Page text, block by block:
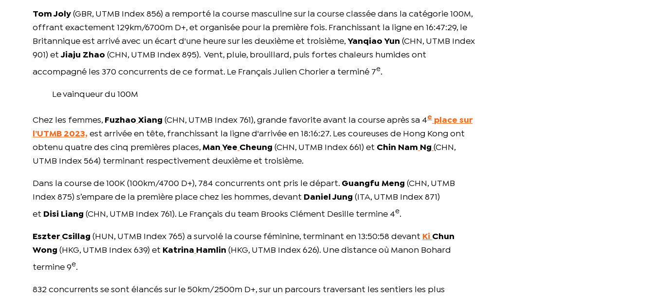
Tom Joly (GBR, UTMB Index 856) a remporté la course masculine sur la course classée dans la catégorie 100M,
offrant exactement 129km/6700m D+, et organisée pour la première fois. Franchissant la ligne en 16:47:29, le
Britannique est arrivé avec un écart d'une heure sur les deuxième et troisième, Yanqiao Yun (CHN, UTMB Index
901) etJiaju Zhao (CHN, UTMB Index 895). Vent, pluie, brouillard, puis fortes chaleurs humides ont
accompagné les 370 concurrents de ce format. Le Français Julien Chorier a terminé 7e.
Le vainqueur du 100M
Chez les femmes, Fuzhao Xiang (CHN, UTMB Index 761), grande favorite avant la course après sa 4eplace sur
l’UTMB 2023, est arrivée en tête, franchissant la ligne d'arrivée en 18:16:27. Les coureuses de Hong Kong ont
obtenu quatre des cinq premières places,Man Yee Cheung (CHN, UTMB Index 661) et Chin Nam Ng (CHN,
UTMB Index 564) terminant respectivement deuxième et troisième.
Dans la course de 100K (100km/4700 D+), 784 concurrents ont pris le départ. Guangfu Meng (CHN, UTMB
Index 875) s’empare de la première place chez les hommes, devant Daniel Jung (ITA, UTMB Index 871)
et Disi Liang(CHN, UTMB Index 761). Le Français du team Brooks Clément Desille termine 4e.
Eszter Csillag (HUN, UTMB Index 765) a survolé la course féminine, terminant en 13:50:58 devant Ki Chun
Wong (HKG, UTMB Index 639) et Katrina Hamlin (HKG, UTMB Index 626). Une distance où Manon Bohard
termine 9e.
832 concurrents se sont élancés sur le 50km/2500m D+, sur un parcours traversant les sentiers les plus